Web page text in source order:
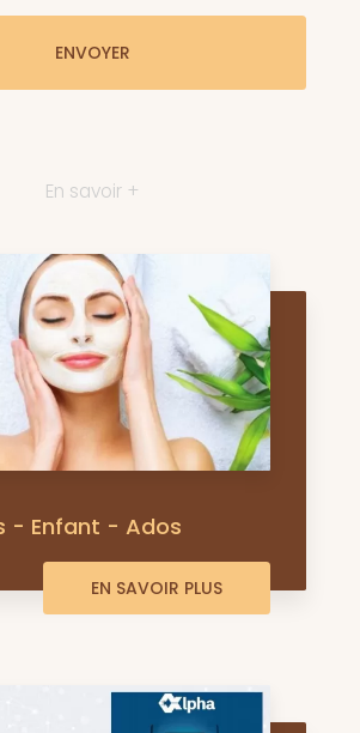
En savoir +
- Enfant - Ados
EN SAVOIR PLUS